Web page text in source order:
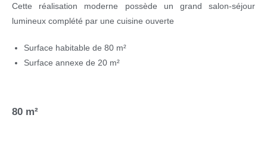
Cette réalisation moderne possède un grand salon-séjour
lumineux complété par une cuisine ouverte
Surface habitable de 80 m²
Surface annexe de 20 m²
80 m²